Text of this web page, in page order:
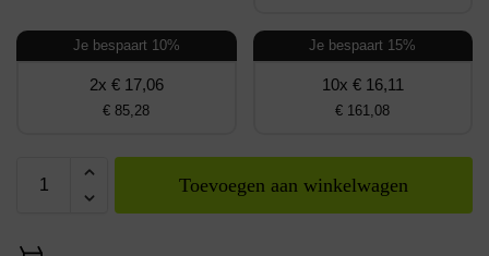
Je bespaart 10%
2x € 17,06
€ 85,28
Je bespaart 15%
10x € 16,11
€ 161,08
Toevoegen aan winkelwagen